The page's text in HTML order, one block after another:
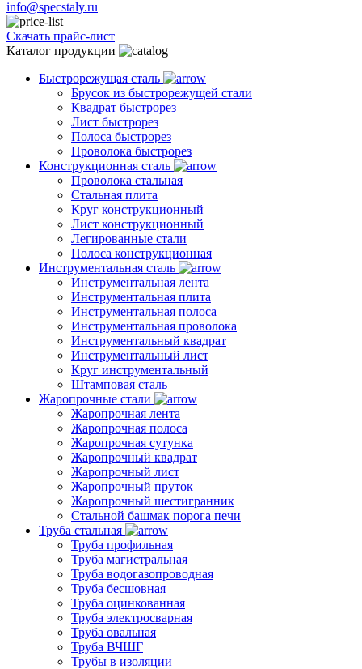
info@specstaly.ru
Скачать прайс-лист
Каталог продукции
Быстрорежущая сталь
Брусок из быстрорежущей стали
Квадрат быстрорез
Лист быстрорез
Полоса быстрорез
Проволока быстрорез
Конструкционная сталь
Проволока стальная
Стальная плита
Круг конструкционный
Лист конструкционный
Легированные стали
Полоса конструкционная
Инструментальная сталь
Инструментальная лента
Инструментальная плита
Инструментальная полоса
Инструментальная проволока
Инструментальный квадрат
Инструментальный лист
Круг инструментальный
Штамповая сталь
Жаропрочные стали
Жаропрочная лента
Жаропрочная полоса
Жаропрочная сутунка
Жаропрочный квадрат
Жаропрочный лист
Жаропрочный пруток
Жаропрочный шестигранник
Стальной башмак порога печи
Труба стальная
Труба профильная
Труба магистральная
Труба водогазопроводная
Труба бесшовная
Труба оцинкованная
Труба электросварная
Труба овальная
Труба ВЧШГ
Трубы в изоляции